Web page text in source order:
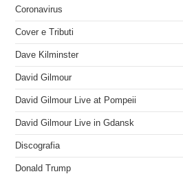
Coronavirus
Cover e Tributi
Dave Kilminster
David Gilmour
David Gilmour Live at Pompeii
David Gilmour Live in Gdansk
Discografia
Donald Trump